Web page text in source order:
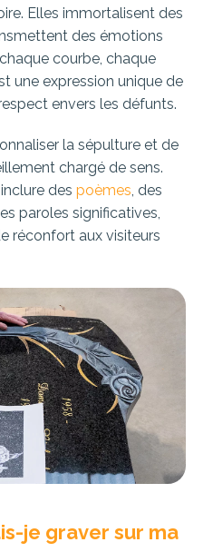
Elles immortalisent des
des émotions
courbe, chaque
une expression unique de
envers les défunts.
la sépulture et de
chargé de sens.
des poèmes , des
paroles significatives,
réconfort aux visiteurs
je graver sur ma